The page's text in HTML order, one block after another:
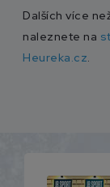
Dalších více
naleznete na
Heureka.cz.